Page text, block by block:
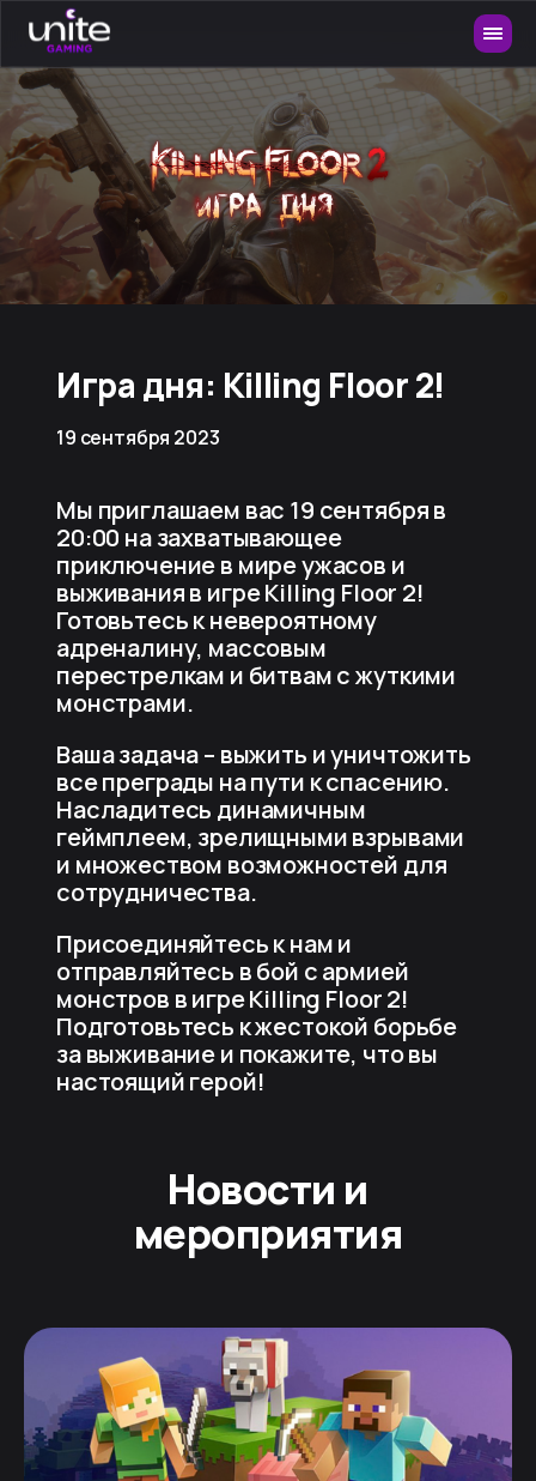
Игра дня: Killing Floor 2!
19 сентября 2023
Мы приглашаем вас 19 сентября в
20:00 на захватывающее
приключение в мире ужасов и
выживания в игре Killing Floor 2!
Готовьтесь к невероятному
адреналину, массовым
перестрелкам и битвам с жуткими
монстрами.
Ваша задача – выжить и уничтожить
все преграды на пути к спасению.
Насладитесь динамичным
геймплеем, зрелищными взрывами
и множеством возможностей для
сотрудничества.
Присоединяйтесь к нам и
отправляйтесь в бой с армией
монстров в игре Killing Floor 2!
Подготовьтесь к жестокой борьбе
за выживание и покажите, что вы
настоящий герой!
Новости и
мероприятия